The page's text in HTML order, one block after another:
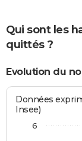
Qui sont les
quittés ?
Evolution du
Données
Insee)
6